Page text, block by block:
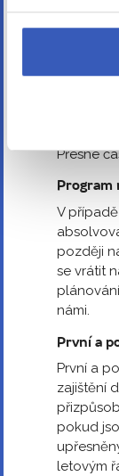
Změna
může být
dány
Přesné
Program
V
později
se vrátit
námi.
První a
První a
zajištění
pokud
letovým